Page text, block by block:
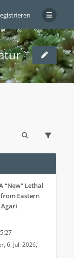
Lethal
Eastern
, 6. Juli 2026,